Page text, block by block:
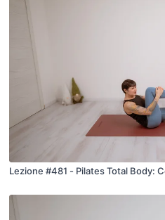
Lezione #481 - Pilates Total Body: